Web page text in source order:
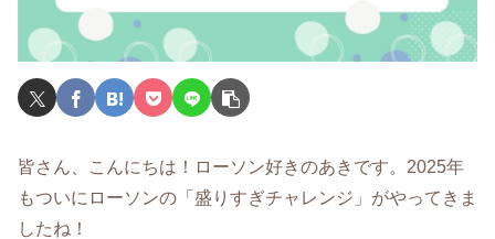
皆さん、こんにちは！ローソン好きのあきです。2025年
もついにローソンの「盛りすぎチャレンジ」がやってきま
したね！